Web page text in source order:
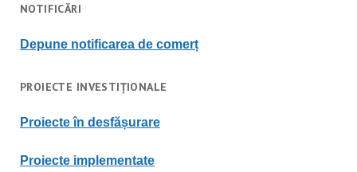
NOTIFICĂRI
Depune notificarea de comerț
PROIECTE INVESTIȚIONALE
Proiecte în desfășurare
Proiecte implementate